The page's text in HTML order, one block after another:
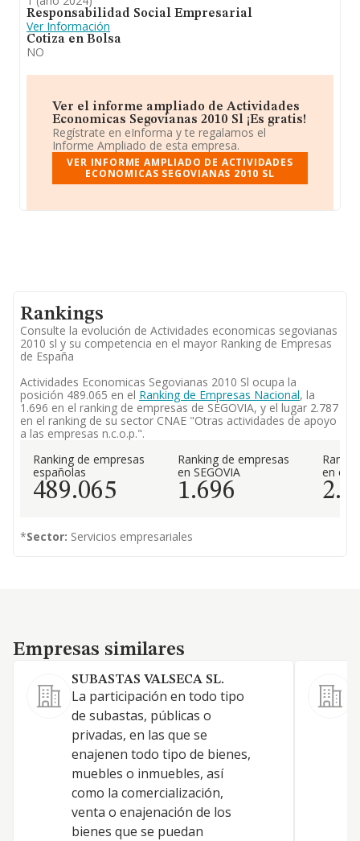
Responsabilidad Social Empresarial
Ver Información
Cotiza en Bolsa
NO
Ver el informe ampliado de Actividades
Economicas Segovianas 2010 Sl ¡Es gratis!
Regístrate en eInforma y te regalamos el
Informe Ampliado de esta empresa.
VER INFORME AMPLIADO DE ACTIVIDADES
ECONOMICAS SEGOVIANAS 2010 SL
Rankings
Consulte la evolución de Actividades economicas segovianas
2010 sl y su competencia en el mayor Ranking de Empresas
de España
Actividades Economicas Segovianas 2010 Sl ocupa la
posición 489.065 en el Ranking de Empresas Nacional, la
1.696 en el ranking de empresas de SEGOVIA, y el lugar 2.787
en el ranking de su sector CNAE "Otras actividades de apoyo
a las empresas n.c.o.p.".
Ranking de empresas
españolas
489.065
Ranking de empresas
en SEGOVIA
1.696
en el
*Sector: Servicios empresariales
Empresas similares
Empresas similares
SUBASTAS VALSECA SL.
La participación en todo tipo
de subastas, públicas o
privadas, en las que se
enajenen todo tipo de bienes,
muebles o inmuebles, así
como la comercialización,
venta o enajenación de los
bienes que se puedan